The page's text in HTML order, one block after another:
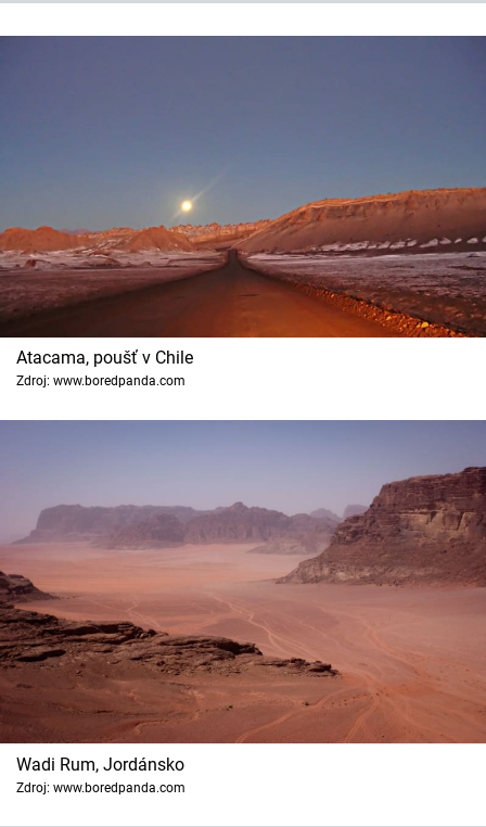
Atacama, poušť v Chile
Zdroj: www.boredpanda.com
Wadi Rum, Jordánsko
Zdroj: www.boredpanda.com